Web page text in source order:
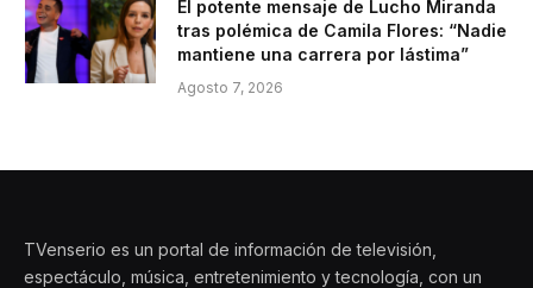
El potente mensaje de Lucho Miranda
tras polémica de Camila Flores: “Nadie
mantiene una carrera por lástima”
Agosto 7, 2026
TVenserio es un portal de información de televisión,
espectáculo, música, entretenimiento y tecnología, con un